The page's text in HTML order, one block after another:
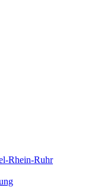
Rhein-Ruhr